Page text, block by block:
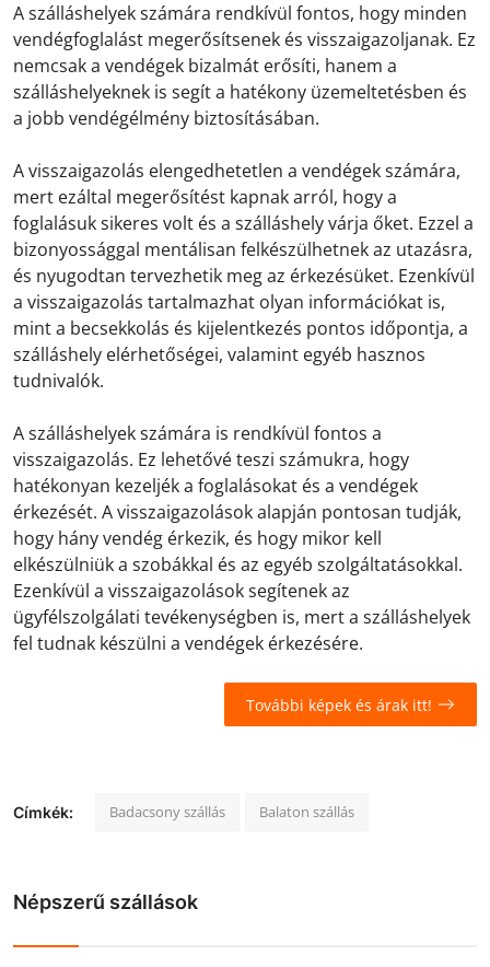
A szálláshelyek számára rendkívül fontos, hogy minden
vendégfoglalást megerősítsenek és visszaigazoljanak. Ez
nemcsak a vendégek bizalmát erősíti, hanem a
szálláshelyeknek is segít a hatékony üzemeltetésben és
a jobb vendégélmény biztosításában.
A visszaigazolás elengedhetetlen a vendégek számára,
mert ezáltal megerősítést kapnak arról, hogy a
foglalásuk sikeres volt és a szálláshely várja őket. Ezzel a
bizonyossággal mentálisan felkészülhetnek az utazásra,
és nyugodtan tervezhetik meg az érkezésüket. Ezenkívül
a visszaigazolás tartalmazhat olyan információkat is,
mint a becsekkolás és kijelentkezés pontos időpontja, a
szálláshely elérhetőségei, valamint egyéb hasznos
tudnivalók.
A szálláshelyek számára is rendkívül fontos a
visszaigazolás. Ez lehetővé teszi számukra, hogy
hatékonyan kezeljék a foglalásokat és a vendégek
érkezését. A visszaigazolások alapján pontosan tudják,
hogy hány vendég érkezik, és hogy mikor kell
elkészülniük a szobákkal és az egyéb szolgáltatásokkal.
Ezenkívül a visszaigazolások segítenek az
ügyfélszolgálati tevékenységben is, mert a szálláshelyek
fel tudnak készülni a vendégek érkezésére.
További képek és árak itt!
Címkék: Badacsony szállás Balaton szállás
Népszerű szállások